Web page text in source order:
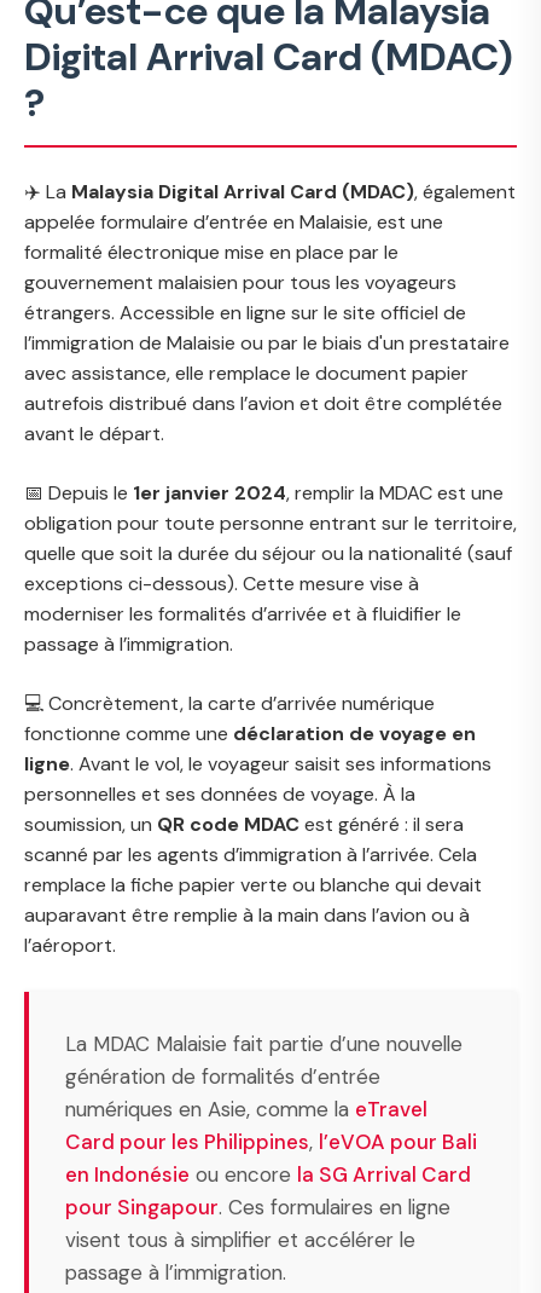
Qu’est-ce que la Malaysia
Digital Arrival Card (MDAC)
?
✈️ La Malaysia Digital Arrival Card (MDAC), également
appelée formulaire d’entrée en Malaisie, est une
formalité électronique mise en place par le
gouvernement malaisien pour tous les voyageurs
étrangers. Accessible en ligne sur le site officiel de
l’immigration de Malaisie ou par le biais d'un prestataire
avec assistance, elle remplace le document papier
autrefois distribué dans l’avion et doit être complétée
avant le départ.
📅 Depuis le 1er janvier 2024, remplir la MDAC est une
obligation pour toute personne entrant sur le territoire,
quelle que soit la durée du séjour ou la nationalité (sauf
exceptions ci-dessous). Cette mesure vise à
moderniser les formalités d’arrivée et à fluidifier le
passage à l’immigration.
💻 Concrètement, la carte d’arrivée numérique
fonctionne comme une déclaration de voyage en
ligne. Avant le vol, le voyageur saisit ses informations
personnelles et ses données de voyage. À la
soumission, un QR code MDACest généré : il sera
scanné par les agents d’immigration à l’arrivée. Cela
remplace la fiche papier verte ou blanche qui devait
auparavant être remplie à la main dans l’avion ou à
l’aéroport.
La MDAC Malaisie fait partie d’une nouvelle
génération de formalités d’entrée
numériques en Asie, comme la eTravel
Card pour les Philippines, l’eVOA pour Bali
en Indonésie ou encore la SG Arrival Card
pour Singapour. Ces formulaires en ligne
visent tous à simplifier et accélérer le
passage à l’immigration.